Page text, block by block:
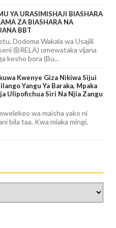
YA URASIMISHAJI BIASHARA
ZA BIASHARA NA
BBT
Dodoma Wakala wa Usajili
(BRELA) umewataka vijana
kesho bora (Bu...
Kwenye Giza Nikiwa Sijui
Yangu Ya Baraka, Mpaka
Ulipofichua Siri Na Njia Zangu
wa maisha yako ni
bila taa. Kwa miaka mingi,